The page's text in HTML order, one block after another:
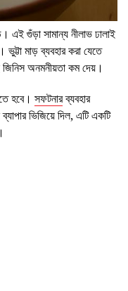
এই গুঁড়া সামান্য নীলাভ ঢালাই
মাড় ব্যবহার করা যেতে
অনমনীয়তা কম দেয়।
হবে। সফটনারব্যবহার
ভিজিয়ে দিল, এটি একটি